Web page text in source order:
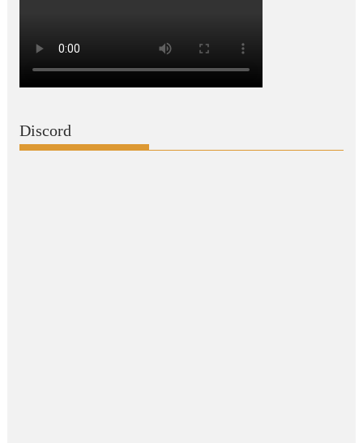
Discord